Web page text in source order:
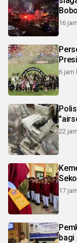
16
6 jam
22
17
bagi